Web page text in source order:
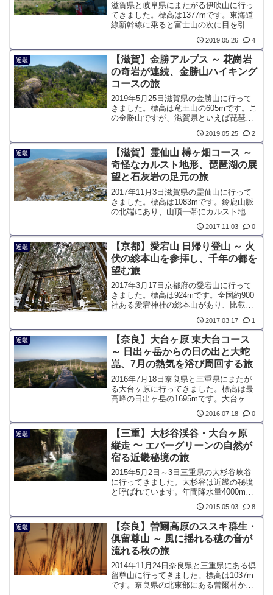
滋賀県と岐阜県にまたがる伊吹山に行っ
てきました。標高は1377mです。東海道
線新幹線に乗ると富士山の次に目を引
き、東京から関西地方に行く場合、京都
が近づいてきたと感じるのが伊吹山で
す。標高は1500mに満たない、他の名山
と比べると低い山ですが、独自の高山植
物が有名な山です。
2019.05.26 4
近畿
【滋賀】金勝アルプス ～ 花崗岩
の奇岩が連続、金勝山ハイキング
コースの旅
2019年5月25日滋賀県の金勝山に行って
きました。標高は竜王山の605mです。こ
の金勝山ですが、滋賀県といえば琵琶
湖、その琵琶湖の南にある湖南地方にあ
る山です。金勝山は、最高峰の竜王山、
鶏冠山など、複数の山の総称。「金勝ア
ルプス」とも呼ばれています。
2019.05.25 2
近畿
【滋賀】霊仙山 榑ヶ畑コース ～
奇怪なカルスト地形、琵琶湖の展
望と石灰岩の足元の旅
2017年11月3日滋賀県の霊仙山に行って
きました。標高は1083mです。鈴鹿山脈
の北端にあり、山頂一帯にカルスト地形
が見られます。樹林が成長できない地質
による大展望、無数の石灰岩が転がる奇
怪な風景が見られる稀有な山です。
2017.11.03 0
近畿
【京都】愛宕山 日帰り登山 ～ 火
伏の総本山を参拝し、千年の都を
望む旅
2017年3月17日京都府の愛宕山に行って
きました。標高は924mです。全国約900
社ある愛宕神社の総本山があり、比叡山
も愛宕山があり、23区の最高地点があり
ます。京都愛宕神社は古くから、火伏や
防火に霊験があり、「あたごさん」と親
しみを込めて呼ばれています。
2017.03.17 1
近畿
【奈良】大台ヶ原 東大台コース
～ 日出ヶ岳からの日の出と大蛇
嵓、7月の熱気を浴び周回する旅
2016年7月18日奈良県と三重県にまたが
る大台ヶ原に行ってきました。標高は最
高峰の日出ヶ岳の1695mです。大台ヶ原
の定番である東大台コースを周回して歩
きました。コースタイムは4時間弱です
が、変化のある樹林帯歩きが楽しめ、大
蛇嵓などの迫力ある見所満載です。
2016.07.18 0
近畿
【三重】大杉谷渓谷・大台ヶ原
縦走 〜 エバーグリーンの自然が
宿る近畿秘境の旅
2015年5月2日～3日三重県の大杉谷峡谷
に行ってきました。大杉谷は近畿の秘境
と呼ばれています。年間降水量4000mの
多雨で知られる紀伊山地にある峡谷の一
つで、人間の手が入っていない自然が残
っているエリアです。
2015.05.03 8
近畿
【奈良】曽爾高原のススキ群生・
俱留尊山 ～ 風に揺れる穂の音が
流れる秋の旅
2014年11月24日奈良県と三重県にある倶
留尊山に行ってきました。標高は1037m
です。奈良県の北東部にある曽爾村から